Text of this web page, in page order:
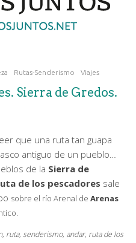
Rutas-Senderismo Viajes
Sierra de Gredos.
que una ruta tan guapa
antiguo de un pueblo…
de la Sierra de
de los pescadores sale
sobre el río Arenal de Arenas